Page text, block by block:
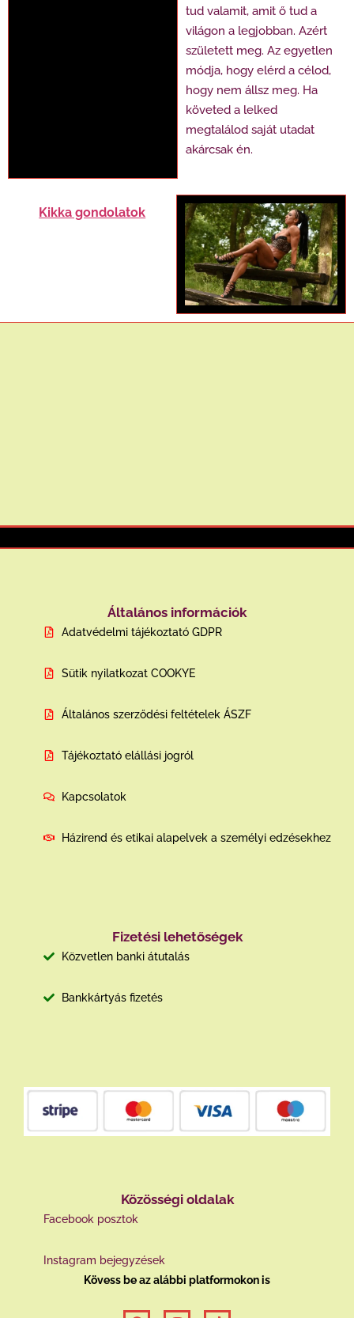
tud valamit, amit ő tud a
világon a legjobban. Azért
született meg. Az egyetlen
módja, hogy elérd a célod,
hogy nem állsz meg. Ha
követed a lelked
megtalálod saját utadat
akárcsak én.
Kikka gondolatok
Általános információk
Adatvédelmi tájékoztató GDPR
Sütik nyilatkozat COOKYE
Általános szerződési feltételek ÁSZF
Tájékoztató elállási jogról
Kapcsolatok
Házirend és etikai alapelvek a személyi edzésekhez
Fizetési lehetőségek
Közvetlen banki átutalás
Bankkártyás fizetés
Közösségi oldalak
Facebook posztok
Instagram bejegyzések
Kövess be az alábbi platformokon is